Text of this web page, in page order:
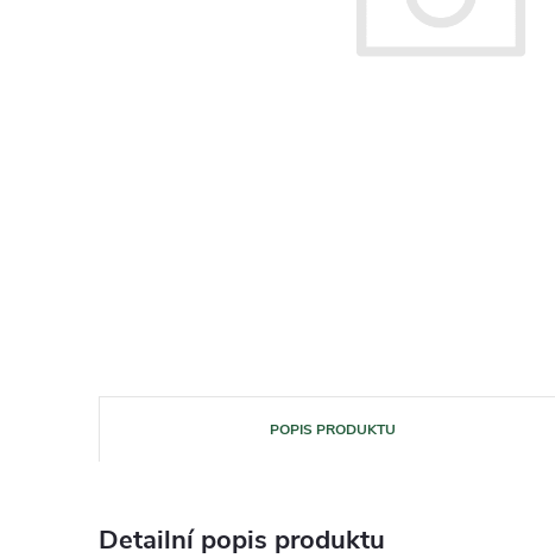
POPIS PRODUKTU
Detailní popis produktu